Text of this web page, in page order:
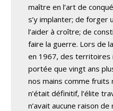
maître en l’art de
s’y implanter; de forger
l’aider à croître; de
faire la guerre. Lors de
en 1967, des territoires
portée que vingt ans
nos mains comme fruits
n’était définitif, l’élite
n’avait aucune raison